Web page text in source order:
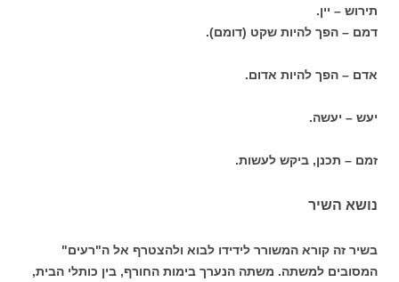
תירוש – יין.
דמם – הפך להיות שקט (דומם).
אדם – הפך להיות אדום.
יעש – יעשה.
זמם – תכנן, ביקש לעשות.
נושא השיר
בשיר זה קורא המשורר לידידו לבוא ולהצטרף אל ה"רעים"
המסובים למשתה. משתה הנערך בימות החורף, בין כותלי הבית,